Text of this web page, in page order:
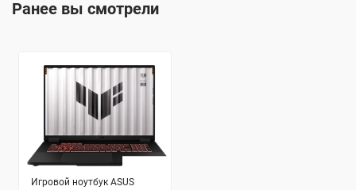
Ранее вы смотрели
Игровой ноутбук ASUS